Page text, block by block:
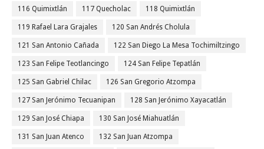
116 Quimixtlán 117 Quecholac 118 Quimixtlán
119 Rafael Lara Grajales 120 San Andrés Cholula
121 San Antonio Cañada 122 San Diego La Mesa Tochimiltzingo
123 San Felipe Teotlancingo 124 San Felipe Tepatlán
125 San Gabriel Chilac 126 San Gregorio Atzompa
127 San Jerónimo Tecuanipan 128 San Jerónimo Xayacatlán
129 San José Chiapa 130 San José Miahuatlán
131 San Juan Atenco 132 San Juan Atzompa